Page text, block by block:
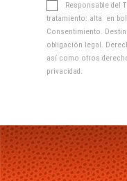
Responsable del
tratamiento: alta en
Consentimiento.
obligación legal.
así como otros
privacidad .